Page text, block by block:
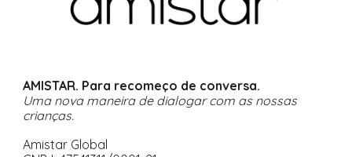
AMISTAR. Para recomeço de conversa.
Uma nova maneira de dialogar com as nossas
crianças.
Amistar Global